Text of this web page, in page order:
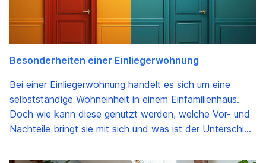
Besonderheiten einer Einliegerwohnung
Bei einer Einliegerwohnung handelt es sich um eine
selbstständige Wohneinheit in einem Einfamilienhaus.
Doch wie kann diese genutzt werden, welche Vor- und
Nachteile bringt sie mit sich und was ist der Unterschied